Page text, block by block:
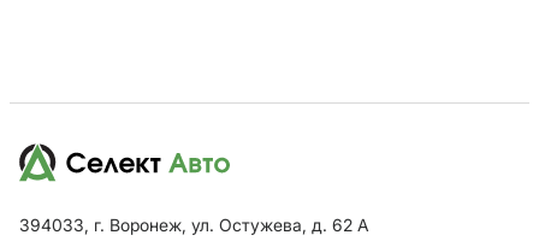
394033, г. Воронеж, ул. Остужева, д. 62 А